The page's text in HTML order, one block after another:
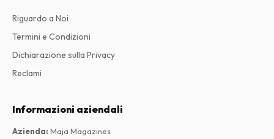
Riguardo a Noi
Termini e Condizioni
Dichiarazione sulla Privacy
Reclami
Informazioni aziendali
Azienda: Maja Magazines